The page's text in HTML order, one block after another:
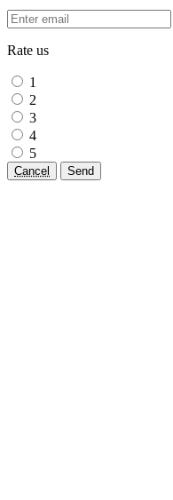
Rate us
1
2
3
4
5
Cancel Send